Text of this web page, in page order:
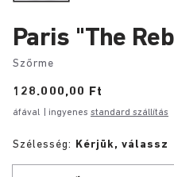
Paris "The
Szőrme
Price:
128.000,00 Ft
áfával | ingyenes standard szállítás
Szélesség: Kérjük, válassz